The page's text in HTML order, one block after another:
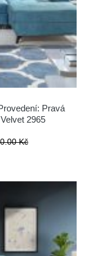
Pravá
2965
Kč